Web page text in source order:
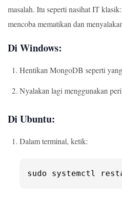
masalah. Itu seperti nasihat IT
mencoba mematikan dan
Di Windows:
Hentikan MongoDB seperti
Nyalakan lagi menggunakan
Di Ubuntu:
Dalam terminal, ketik:
sudo systemctl